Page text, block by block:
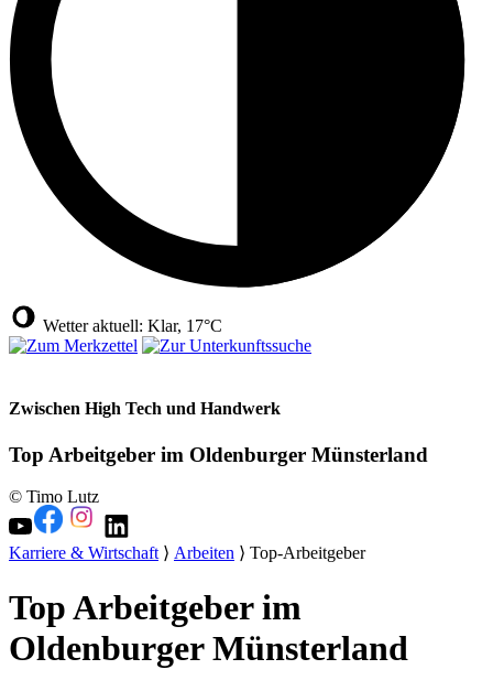
Wetter aktuell: Klar, 17°C
Zwischen High Tech und Handwerk
Top Arbeitgeber im Oldenburger Münsterland
© Timo Lutz
Karriere & Wirtschaft⟩ Arbeiten ⟩ Top-Arbeitgeber
Top Arbeitgeber im
Oldenburger Münsterland